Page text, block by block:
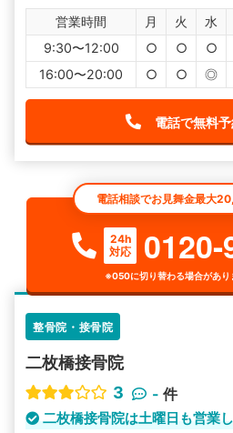
営業時間 月 火 水
9:30〜12:00
○ ○ ○
16:00〜20:00
○ ○ ◎
電話で無料
電話相談でお見舞金最大
24h
対応
※050に切り替わる場合があり
整骨院・接骨院
二枚橋接骨院
3
- 件
二枚橋接骨院は土曜日も営業